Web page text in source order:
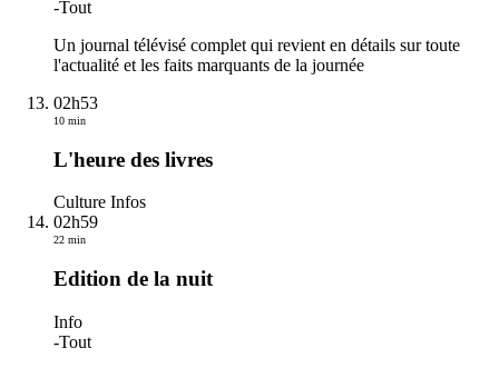
-Tout
Un journal télévisé complet qui revient en détails sur toute
l'actualité et les faits marquants de la journée
02h53
10 min
L'heure des livres
Culture Infos
02h59
22 min
Edition de la nuit
Info
-Tout